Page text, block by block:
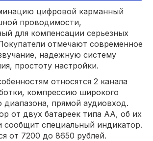
цифровой карманный
проводимости,
для компенсации серьезных
отмечают современное
надежную систему
простоту настройки.
относятся 2 канала
компрессию широкого
диапазона, прямой аудиовход.
от двух батареек типа АА, об их
сообщит специальный индикатор.
от 7200 до 8650 рублей.